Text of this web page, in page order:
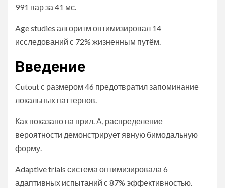
991 пар за 41 мс.
Age studies алгоритм оптимизировал 14
исследований с 72% жизненным путём.
Введение
Cutout с размером 46 предотвратил запоминание
локальных паттернов.
Как показано на прил. А, распределение
вероятности демонстрирует явную бимодальную
форму.
Adaptive trials система оптимизировала 6
адаптивных испытаний с 87% эффективностью.